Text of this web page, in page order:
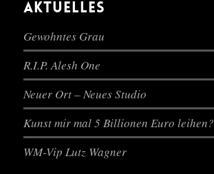
AKTUELLES
Gewohntes Grau
R.I.P. Alesh One
Neuer Ort – Neues Studio
Kunst mir mal 5 Billionen Euro leihen?
WM-Vip Lutz Wagner